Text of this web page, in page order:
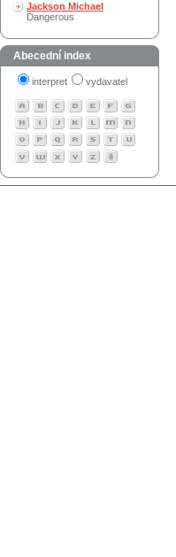
Jackson Michael
Dangerous
Abecední index
interpret vydavatel